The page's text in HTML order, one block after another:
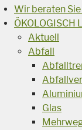
Wir beraten
ÖKOLOGISCH
Aktuell
Abfall
Glas